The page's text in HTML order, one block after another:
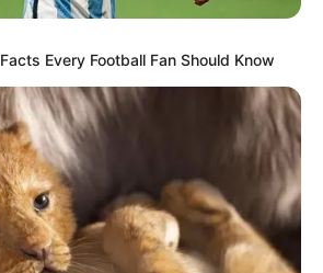
Every Football Fan Should Know